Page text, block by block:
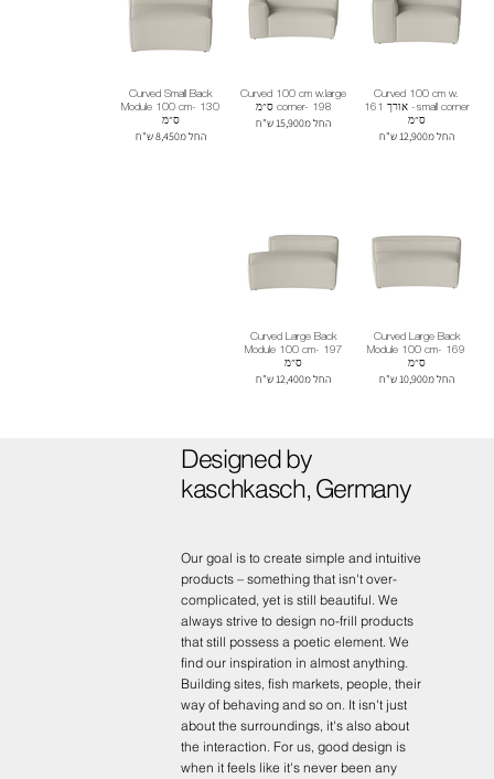
Curved 100 cm w.
small corner- אורך 161
ס״מ
החל מ12,900 ש"ח
Curved 100 cm w.large
corner- 198 ס״מ
החל מ15,900 ש"ח
Curved Small Back
Module 100 cm- 130
ס״מ
החל מ8,450 ש"ח
Curved Large Back
Module 100 cm- 169
ס״מ
החל מ10,900 ש"ח
Curved Large Back
Module 100 cm- 197
ס״מ
החל מ12,400 ש"ח
Designed by
kaschkasch, Germany
Our goal is to create simple and intuitive
products – something that isn't over-
complicated, yet is still beautiful. We
always strive to design no-frill products
that still possess a poetic element. We
find our inspiration in almost anything.
Building sites, fish markets, people, their
way of behaving and so on. It isn't just
about the surroundings, it's also about
the interaction. For us, good design is
when it feels like it's never been any